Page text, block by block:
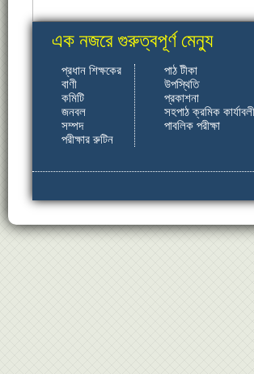
এক নজরে গুরুত্বপূর্ণ মেন্যু
প্রধান শিক্ষকের
বাণী
কমিটি
জনবল
সম্পদ
পরীক্ষার রুটিন
পাঠ টীকা
উপস্থিতি
প্রকাশনা
সহপাঠ ক্রমিক কার্যাবলী
পাবলিক পরীক্ষা